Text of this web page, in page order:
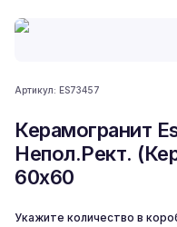
Артикул: ES73457
Керамогранит
Непол.Рект.
60x60
Укажите количество в